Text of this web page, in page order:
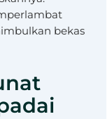
bekas